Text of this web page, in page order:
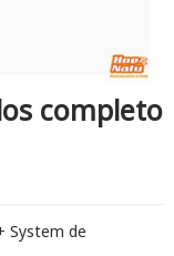
completo
System de